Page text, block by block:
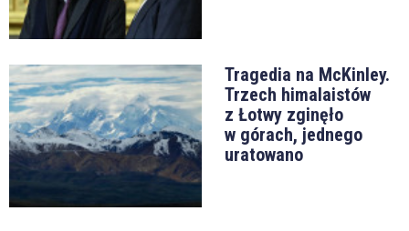
Tragedia na McKinley.
Trzech himalaistów
z Łotwy zginęło
w górach, jednego
uratowano